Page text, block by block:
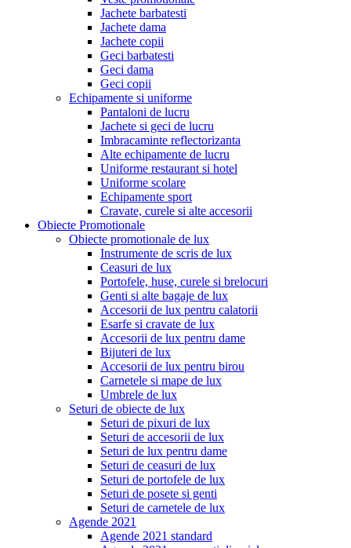
Jachete barbatesti
Jachete dama
Jachete copii
Geci barbatesti
Geci dama
Geci copii
Echipamente si uniforme
Pantaloni de lucru
Jachete si geci de lucru
Imbracaminte reflectorizanta
Alte echipamente de lucru
Uniforme restaurant si hotel
Uniforme scolare
Echipamente sport
Cravate, curele si alte accesorii
Obiecte Promotionale
Obiecte promotionale de lux
Instrumente de scris de lux
Ceasuri de lux
Portofele, huse, curele si brelocuri
Genti si alte bagaje de lux
Accesorii de lux pentru calatorii
Esarfe si cravate de lux
Accesorii de lux pentru dame
Bijuteri de lux
Accesorii de lux pentru birou
Carnetele si mape de lux
Umbrele de lux
Seturi de obiecte de lux
Seturi de pixuri de lux
Seturi de accesorii de lux
Seturi de lux pentru dame
Seturi de ceasuri de lux
Seturi de portofele de lux
Seturi de posete si genti
Seturi de carnetele de lux
Agende 2021
Agende 2021 standard